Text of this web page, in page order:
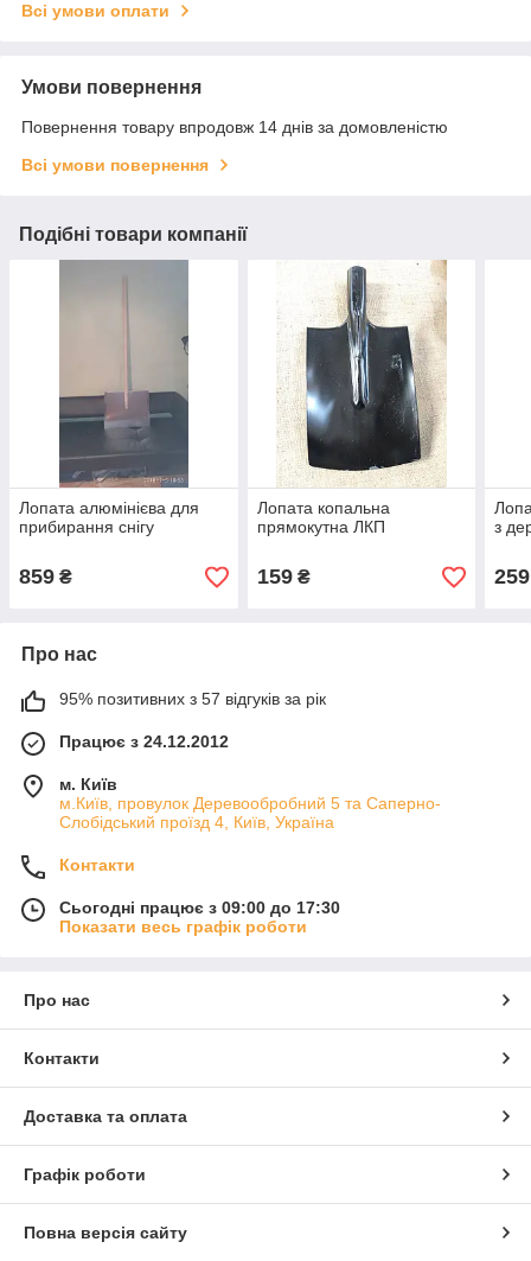
Всі умови оплати
Умови повернення
Повернення товару впродовж 14 днів за домовленістю
Всі умови повернення
Подібні товари компанії
Лопата алюмінієва для
прибирання снігу
859 ₴
Лопата копальна
прямокутна ЛКП
159₴
з
259
Про нас
95% позитивних з 57 відгуків за рік
Працює з 24.12.2012
м. Київ
м.Київ, провулок Деревообробний 5 та Саперно-
Слобідський проїзд 4, Київ, Україна
Контакти
Сьогодні працює з 09:00 до 17:30
Показати весь графік роботи
Про нас
Контакти
Доставка та оплата
Графік роботи
Повна версія сайту